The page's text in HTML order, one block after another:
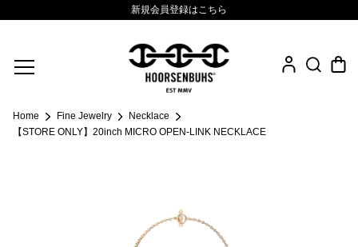
.925 Sterling
新規会員登録はこちら
Home Fine Jewelry
Necklace
【STORE ONLY】20inch MICRO OPEN-LINK NECKLACE